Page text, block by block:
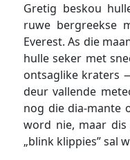
Gretig beskou
ruwe bergreekse
Everest. As die
hulle seker met
ontsaglike kraters
deur vallende
nog die dia-mante
word nie, maar
„blink klippies” sal